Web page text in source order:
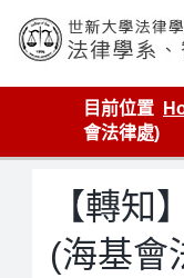
content
世新大學法律學院-
目前位置
會法律處)
【轉知
(海基會